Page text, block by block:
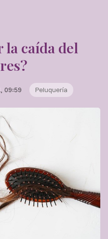
la caída del
09:59 Peluquería